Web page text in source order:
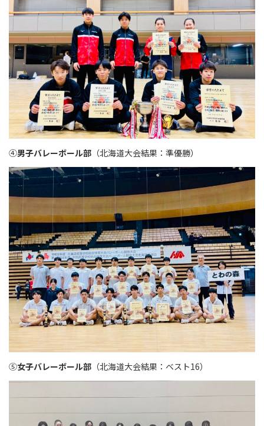
④男子バレーボール部 （北海道大会結果：準優勝）
⑤女子バレーボール部 （北海道大会結果：ベスト16）